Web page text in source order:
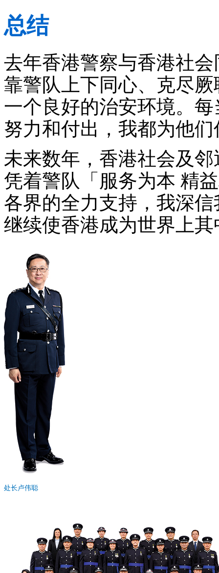
总结
去年香港警察与香港社
靠警队上下同心、克尽
一个良好的治安环境。
努力和付出，我都为他
未来数年，香港社会及
凭着警队「服务为本 精
各界的全力支持，我深
继续使香港成为世界上
处长卢伟聪